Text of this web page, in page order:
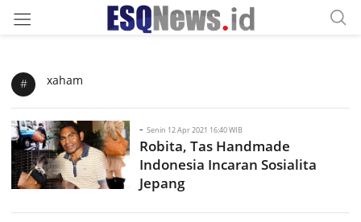
# xaham
- Senin 12 Apr 2021 16:40 WIB
Robita, Tas Handmade
Indonesia Incaran Sosialita
Jepang